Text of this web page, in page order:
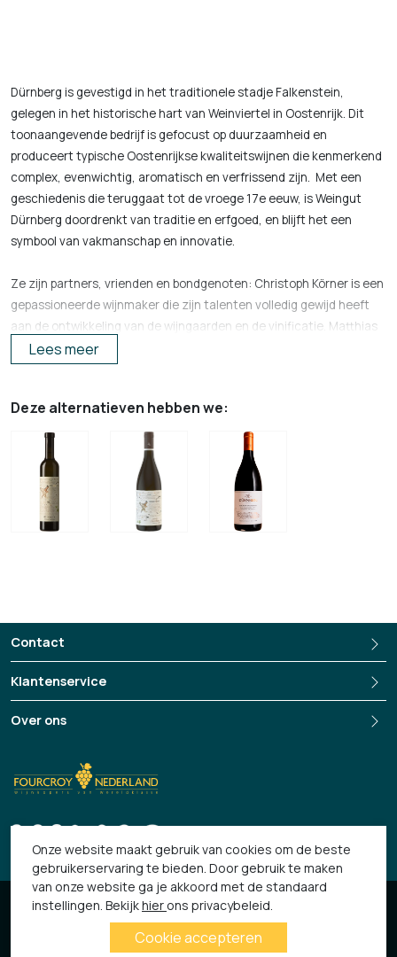
Dürnberg is gevestigd in het traditionele stadje Falkenstein,
gelegen in het historische hart van Weinviertel in Oostenrijk. Dit
toonaangevende bedrijf is gefocust op duurzaamheid en
produceert typische Oostenrijkse kwaliteitswijnen die kenmerkend
complex, evenwichtig, aromatisch en verfrissend zijn. Met een
geschiedenis die teruggaat tot de vroege 17e eeuw, is Weingut
Dürnberg doordrenkt van traditie en erfgoed, en blijft het een
symbool van vakmanschap en innovatie.
Ze zijn partners, vrienden en bondgenoten: Christoph Körner is een
gepassioneerde wijnmaker die zijn talenten volledig gewijd heeft
aan de ontwikkeling van de wijngaarden en de vinificatie. Matthias
Marchesani is als ambassadeur voor de Dürnberg wijnen overal ter
wereld te vinden. Hij organiseert proeverijen en geeft uitleg over de
niet alleen zorg voor de financiële en economische details, maar is
ook de drijvende kracht achter de hedendaagse
marketingactiviteiten en de soms onconventionele ideeën
hierover. Elk van deze drie mannen heeft zijn eigen mening en vaak
verschillen deze, maar uiteindelijk komen ze er altijd onder het
genot van een fles Rabenstein wel uit.
koude winters. Tezamen met de hoge ligging van de wijngaarden
zorgt dit voor uitstekende groei van de druiven en de
geconcentreerde aroma’s.
biologisch te producren. Vanaf vintage 2024 zijn alle wijnen
Lees meer
Deze alternatieven hebben we:
Contact
Klantenservice
Over ons
© 2026 Fourcroy
Algemene Voorwaarden
Onze website maakt gebruik van cookies om de beste
gebruikerservaring te bieden. Door gebruik te maken
van onze website ga je akkoord met de standaard
instellingen. Bekijkhier ons privacybeleid.